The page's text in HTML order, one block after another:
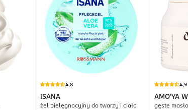
4,8
ISANA
żel pielęgnacyjny do twarzy i ciała
4,9
AMO'YA
gęste